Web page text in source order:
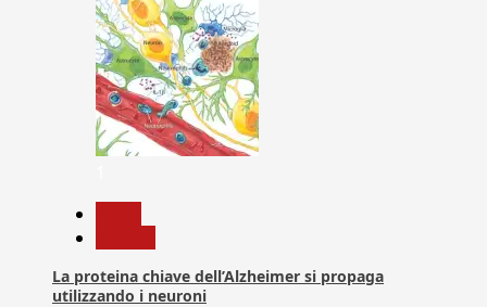
La proteina chiave dell’Alzheimer si propaga
utilizzando i neuroni